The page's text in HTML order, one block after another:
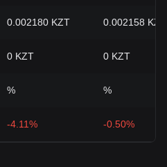
0.002180 KZT 0.002158 KZT
0 KZT 0 KZT
% %
-4.11% -0.50%